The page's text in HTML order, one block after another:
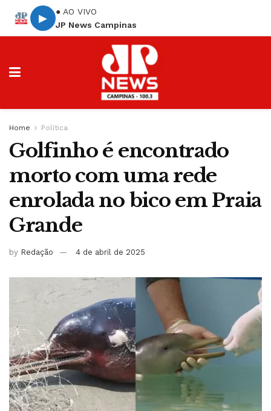
▶
● AO VIVO
JP News Campinas
Home Política
Golfinho é encontrado
morto com uma rede
enrolada no bico em Praia
Grande
by Redação 4 de abril de 2025